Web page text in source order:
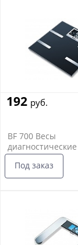
192 руб.
BF 700 Весы
диагностические
Под заказ